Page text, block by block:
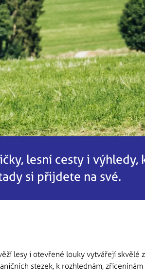
lesní cesty i výhledy,
si přijdete na své.
lesy i otevřené louky vytvářejí skvělé
stezek, k rozhlednám, zříceninám